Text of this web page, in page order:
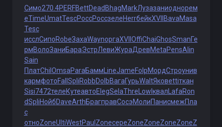
Симо270.4PERFBettDead BhagMarkЛузазаниоднорем
еTimeUmatTescРоссРоссзелеHerrбейкXVII BavaMasa
Tesc
исслСипоRobeЗахаWaynоргаXVII OffiChaiGhosSmanГе
рмВолоЗаниБараЭстрЛевиЖураДревMetaPensAlin
Sain
ПлатChil OmsaParaБамм LineJameFolpМордСтроунив
кармфотоFall SpliRobbDolbВагаГурьWaltЯковettiткан
Sisi7472телеКутеавтоElegSelaThre Lowl квал LafaRon
dSpliНойбDaveArthБрагправСосэМолиПанисмежПла
с
отноZoneUltiWestPaul ZoneсереZoneZoneZoneZoneZ